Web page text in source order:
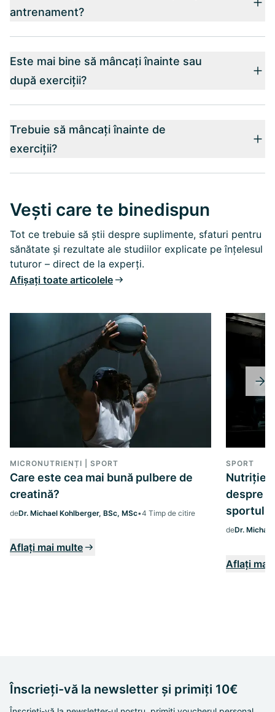
antrenament?
Este mai bine să mâncați înainte sau
după exerciții?
Trebuie să mâncați înainte de
exerciții?
Vești care te binedispun
Tot ce trebuie să știi despre suplimente, sfaturi pentru
sănătate și rezultate ale studiilor explicate pe înțelesul
tuturor – direct de la experți.
Afișați toate articolele
MICRONUTRIENȚI | SPORT
Care este cea mai bună pulbere de
creatină?
deDr. Michael Kohlberger, BSc, MSc•4 Timp de citire
Aflați mai multe
SPORT
Nutriție
despre
sportul
deDr.
Aflați mai
Înscrieți-vă la newsletter și primiți 10€